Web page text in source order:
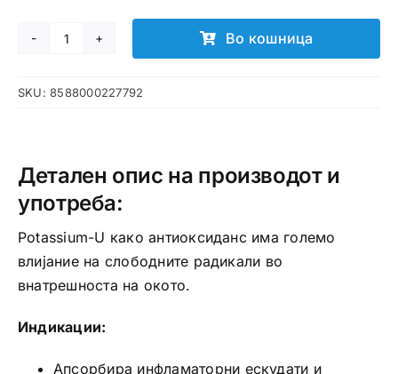
Potassium-
капки
количина
Во кошница
SKU:8588000227792
Детален опис на производот и
употреба:
Potassium-U како антиоксиданс има големо
влијание на слободните радикали во
внатрешноста на окото.
Индикации:
Aпсорбира инфламаторни ескудати и